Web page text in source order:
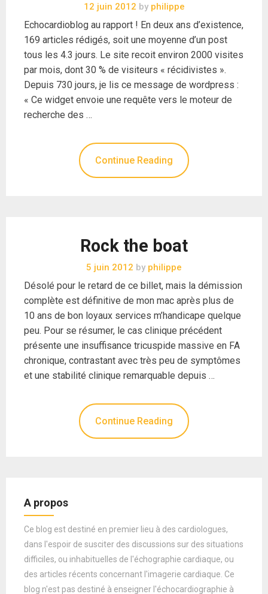
12 juin 2012 byphilippe
Echocardioblog au rapport ! En deux ans d’existence,
169 articles rédigés, soit une moyenne d’un post
tous les 4.3 jours. Le site recoit environ 2000 visites
par mois, dont 30 % de visiteurs « récidivistes ».
Depuis 730 jours, je lis ce message de wordpress :
« Ce widget envoie une requête vers le moteur de
recherche des …
Continue Reading
Rock the boat
5 juin 2012 by philippe
Désolé pour le retard de ce billet, mais la démission
complète est définitive de mon mac après plus de
10 ans de bon loyaux services m’handicape quelque
peu. Pour se résumer, le cas clinique précédent
présente une insuffisance tricuspide massive en FA
chronique, contrastant avec très peu de symptômes
et une stabilité clinique remarquable depuis …
Continue Reading
A propos
Ce blog est destiné en premier lieu à des cardiologues,
dans l'espoir de susciter des discussions sur des situations
difficiles, ou inhabituelles de l'échographie cardiaque, ou
des articles récents concernant l'imagerie cardiaque. Ce
blog n'est pas destiné à enseigner l'échocardiographie à